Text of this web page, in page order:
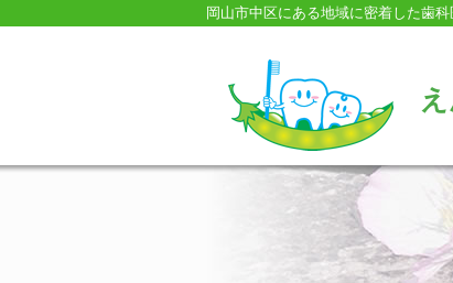
岡山市中区にある地域に密着した歯科